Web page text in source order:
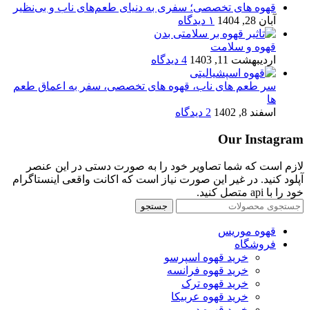
قهوه های تخصصی؛ سفری به دنیای طعم‌های ناب و بی‌نظیر
آبان 28, 1404
۱ دیدگاه
قهوه و سلامت
اردیبهشت 11, 1403
4 دیدگاه
سر طعم های ناب، قهوه های تخصصی، سفر به اعماق طعم
ها
اسفند 8, 1402
2 دیدگاه
Our Instagram
لازم است که شما تصاویر خود را به صورت دستی در این عنصر
آپلود کنید. در غیر این صورت نیاز است که اکانت واقعی اینستاگرام
خود را با api متصل کنید.
جستجو
قهوه موریس
فروشگاه
خرید قهوه اسپرسو
خرید قهوه فرانسه
خرید قهوه ترک
خرید قهوه عربیکا